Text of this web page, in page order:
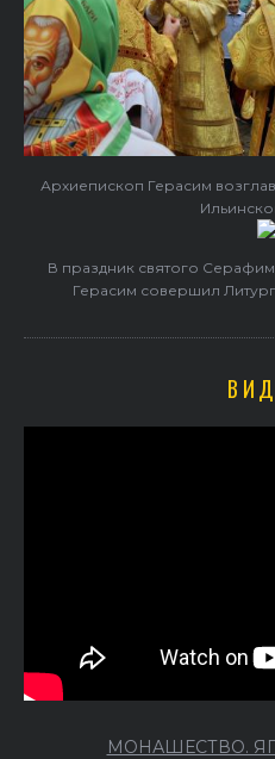
Архиепископ Герасим
В праздник святого
Герасим совершил
МОНАШЕСТВО.